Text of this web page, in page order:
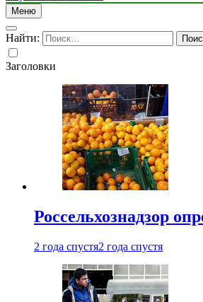
Меню
Найти:
Заголовки
Россельхознадзор
2 года спустя2 года спустя